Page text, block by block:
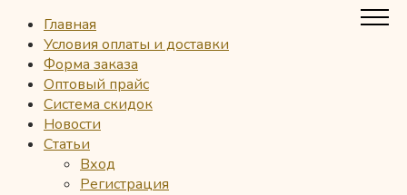
Главная
Условия оплаты и доставки
Форма заказа
Оптовый прайс
Система скидок
Новости
Статьи
Вход
Регистрация